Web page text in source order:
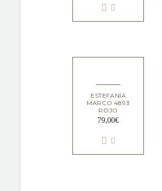
ESTEFANÍA
MARCO 4893
ROJO
79,00€